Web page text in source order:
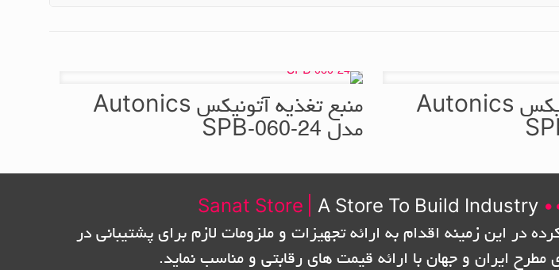
منبع تغذیه آتونیکس Autonics
منبع تغذیه آتونیکس Autonics
مدل SPB-060-24
Sanat Store
A Store To Build Industry
این زمینه اقدام به ارائه تجهیزات و ملزومات لازم برای پشتیبانی در
مطرح ایران و جهان با ارائه قیمت های رقابتی و مناسب نماید.